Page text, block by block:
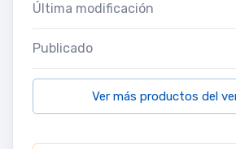
Última modificación
Publicado
Ver más productos del